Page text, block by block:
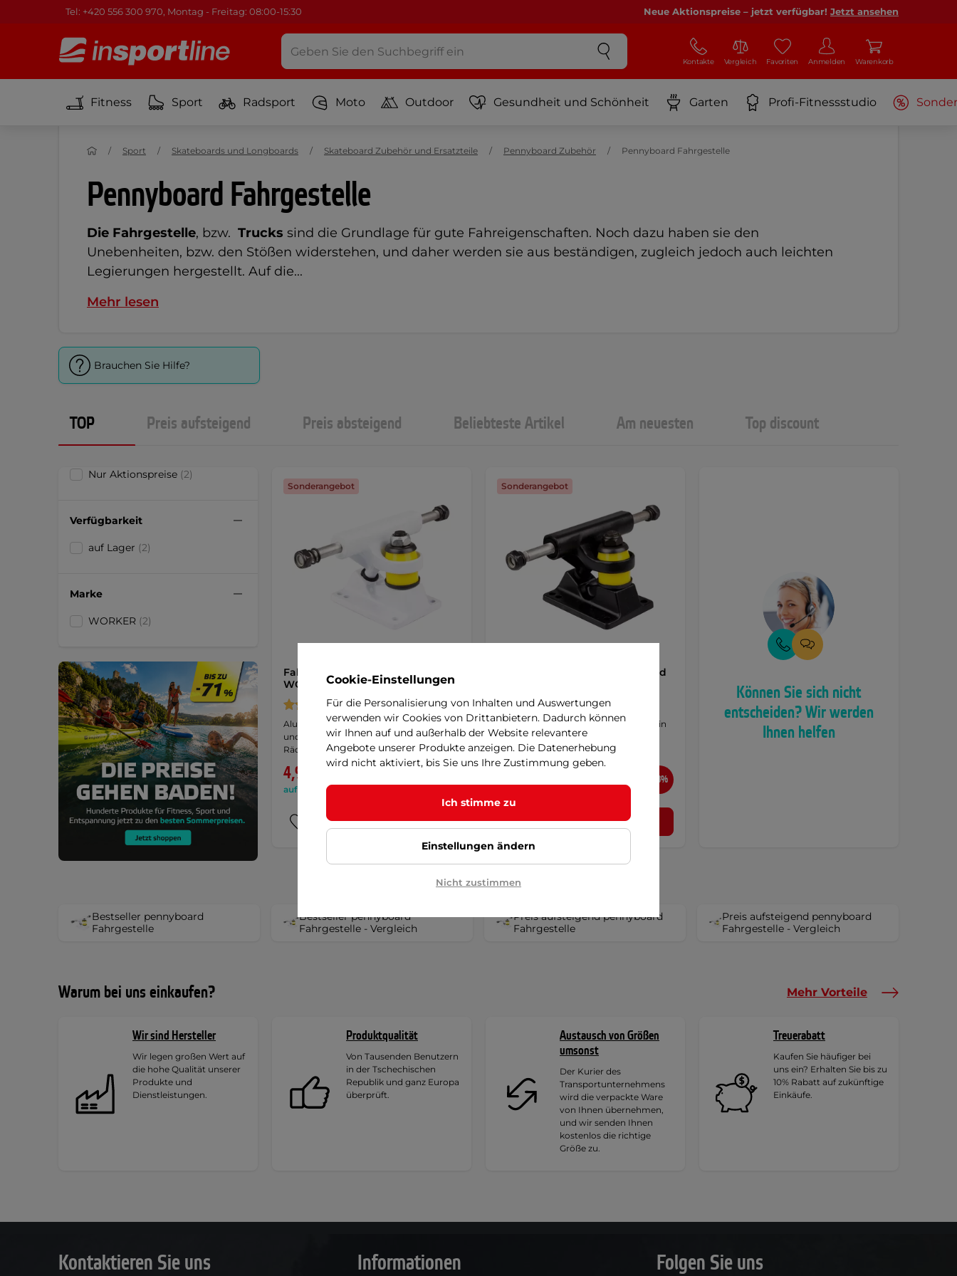
Tel: +420 556 300 970, Montag - Freitag: 08:00-15:30 Neue Aktionspreise – jetzt verfügbar! Jetzt ansehen
Kontakte Vergleich Favoriten Anmelden Warenkorb
Fitness Sport Radsport Moto Outdoor Gesundheit und Schönheit Garten Profi-Fitnessstudio
Pennyboard Fahrgestelle
Die Fahrgestelle, bzw. Trucks sind die Grundlage für gute Fahreigenschaften. Noch dazu haben sie den
Unebenheiten, bzw. den Stößen widerstehen, und daher werden sie aus beständigen, zugleich jedoch auch leichten
Legierungen hergestellt. Auf die...
Mehr lesen
Sport Skateboards und Longboards Skateboard Zubehör und Ersatzteile Pennyboard Zubehör Pennyboard Fahrgestelle
Brauchen Sie Hilfe?
TOP Preis aufsteigend Preis absteigend Beliebteste Artikel Am neuesten Top discount
Nur Aktionspreise (2)
Verfügbarkeit
auf Lager (2)
Marke
WORKER (2)
Sonderangebot
Fahrgestell für das Penny Board
WORKER 3" - weißSALE
5(1)
Alu-Truck mit den Hülsen, dem Kingpin
und 2 Muttern für die Befestigung der
Räder.
4,90 €
auf Lager – 12.8. bei Ihnen
Detail
Sonderangebot
Fahrgestell für das Penny Board
5(1)
Alu-Truck mit den Hülsen, dem Kingpin
und 2 Muttern für die Befestigung der
Räder.
4,90 € -58%
Detail
Können Sie sich nicht
entscheiden? Wir werden
Ihnen helfen
Bestseller pennyboard
Fahrgestelle
Bestseller pennyboard
Fahrgestelle - Vergleich
Preis aufsteigend pennyboard
Fahrgestelle
Preis aufsteigend pennyboard
Fahrgestelle - Vergleich
Warum bei uns einkaufen? Mehr Vorteile
Wir sind Hersteller
Wir legen großen Wert auf
die hohe Qualität unserer
Produkte und
Dienstleistungen.
Produktqualität
Von Tausenden Benutzern
in der Tschechischen
Republik und ganz Europa
überprüft.
Austausch von Größen
umsonst
Der Kurier des
Transportunternehmens
wird die verpackte Ware
von Ihnen übernehmen,
und wir senden Ihnen
kostenlos die richtige
Größe zu.
Treuerabatt
Kaufen Sie häufiger bei
uns ein? Erhalten Sie bis zu
10% Rabatt auf zukünftige
Einkäufe.
Kontaktieren Sie uns Informationen Folgen Sie uns
Cookie-Einstellungen
Für die Personalisierung von Inhalten und Auswertungen
verwenden wir Cookies von Drittanbietern. Dadurch können
wir Ihnen auf und außerhalb der Website relevantere
Angebote unserer Produkte anzeigen. Die Datenerhebung
wird nicht aktiviert, bis Sie uns Ihre Zustimmung geben.
Ich stimme zu
Einstellungen ändern
Nicht zustimmen